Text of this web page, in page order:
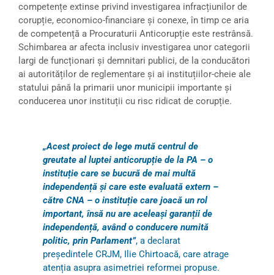
competențe extinse privind investigarea infracțiunilor de
corupție, economico-financiare și conexe, în timp ce aria
de competență a Procuraturii Anticorupție este restrânsă.
Schimbarea ar afecta inclusiv investigarea unor categorii
largi de funcționari și demnitari publici, de la conducători
ai autorităților de reglementare și ai instituțiilor-cheie ale
statului până la primarii unor municipii importante și
conducerea unor instituții cu risc ridicat de corupție.
„Acest proiect de lege mută centrul de
greutate al luptei anticorupție de la PA – o
instituție care se bucură de mai multă
independență și care este evaluată extern –
către CNA – o instituție care joacă un rol
important, însă nu are aceleași garanții de
independență, având o conducere numită
politic, prin Parlament”, a declarat
președintele CRJM, Ilie Chirtoacă, care atrage
atenția asupra asimetriei reformei propuse.